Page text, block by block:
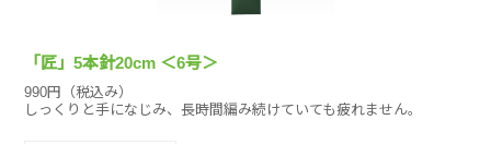
「匠」5本針20cm ＜6号＞
990円（税込み）
しっくりと手になじみ、長時間編み続けていても疲れません。